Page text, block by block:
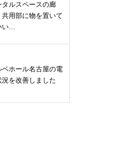
タルスペースの廊
共用部に物を置いて
い…
ベホール名古屋の電
況を改善しました